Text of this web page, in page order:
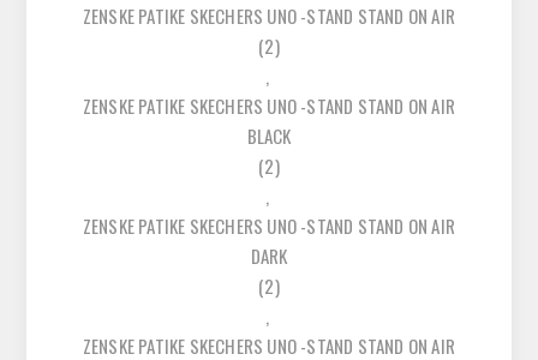
ZENSKE PATIKE SKECHERS UNO -STAND STAND ON AIR
(2)
,
ZENSKE PATIKE SKECHERS UNO -STAND STAND ON AIR
BLACK
(2)
,
ZENSKE PATIKE SKECHERS UNO -STAND STAND ON AIR
DARK
(2)
,
ZENSKE PATIKE SKECHERS UNO -STAND STAND ON AIR